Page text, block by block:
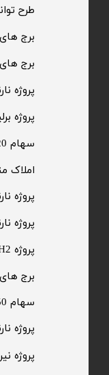
​طرح
سهام 20 متری پهنه e​​​​​​​
​سهام 50 متری پهنه e
​املاک
برج های
پروژه
پروژه H2
​پروژه
​پروژه
​پروژه
​برج
​برج
پروژه
​پروژه